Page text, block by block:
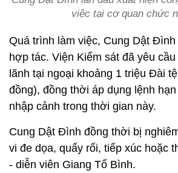
việc tại cơ quan chức
Quá trình làm việc, Cung Dật
hợp tác. Viện Kiểm sát đã yêu
lãnh tại ngoại khoảng 1 triệu Đài
đồng), đồng thời áp dụng lệnh
nhập cảnh trong thời gian này.
Cung Dật Đình đồng thời bị
vi đe dọa, quấy rối, tiếp xúc hoặc
- diễn viên Giang Tổ Bình.